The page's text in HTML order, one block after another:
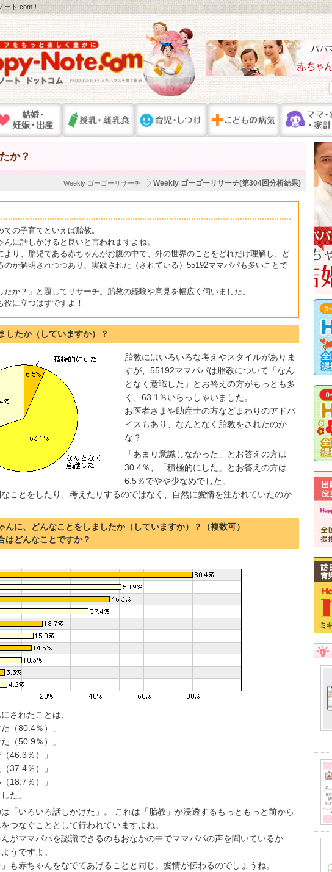
ート.com！
か？
Weekly ゴーゴーリサーチ(第304回分析結果)
Weekly ゴーゴーリサーチ
の子育てといえば胎教。
に話しかけると良いと言われますよね。
より、胎児である赤ちゃんがお腹の中で、外の世界のことをどれだけ理解し、ど
のか解明されつつあり、実践された（されている）55192ママパパも多いことで
たか？」と題してリサーチ。胎教の経験や意見を幅広く伺いました。
に立つはずですよ！
したか（していますか）？
胎教にはいろいろな考えやスタイルがありま
すが、55192ママパパは胎教について「なん
となく意識した」とお答えの方がもっとも多
く、63.1％いらっしゃいました。
お医者さまや助産士の方などまわりのアドバ
イスもあり、なんとなく胎教をされたのか
な？
「あまり意識しなかった」とお答えの方は
30.4％、「積極的にした」とお答えの方は
6.5％でやや少なめでした。
なことをしたり、考えたりするのではなく、自然に愛情を注がれていたのか
んに、どんなことをしましたか（していますか）？（複数可）
はどんなことですか？
されたことは、
（80.4％）」
（50.9％）」
46.3％）」
37.4％）」
18.7％）」
た。
「いろいろ話しかけた」。 これは「胎教」が浸透するもっともっと前から
つなぐこととして行われていますよね。
がママパパを認識できるのもおなかの中でママパパの声を聞いているか
うですよ。
」も赤ちゃんをなでてあげることと同じ。愛情が伝わるのでしょうね。